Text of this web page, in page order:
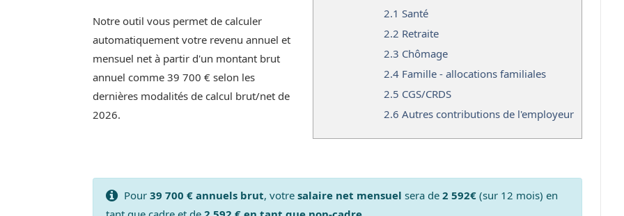
2.1 Santé
2.2 Retraite
2.3 Chômage
2.4 Famille - allocations familiales
2.5 CGS/CRDS
2.6 Autres contributions de l'employeur
Notre outil vous permet de calculer
automatiquement votre revenu annuel et
mensuel net à partir d'un montant brut
annuel comme 39 700 € selon les
dernières modalités de calcul brut/net de
2026.
Pour 39 700 € annuels brut, votre salaire net mensuel sera de 2 592€(sur 12 mois) en